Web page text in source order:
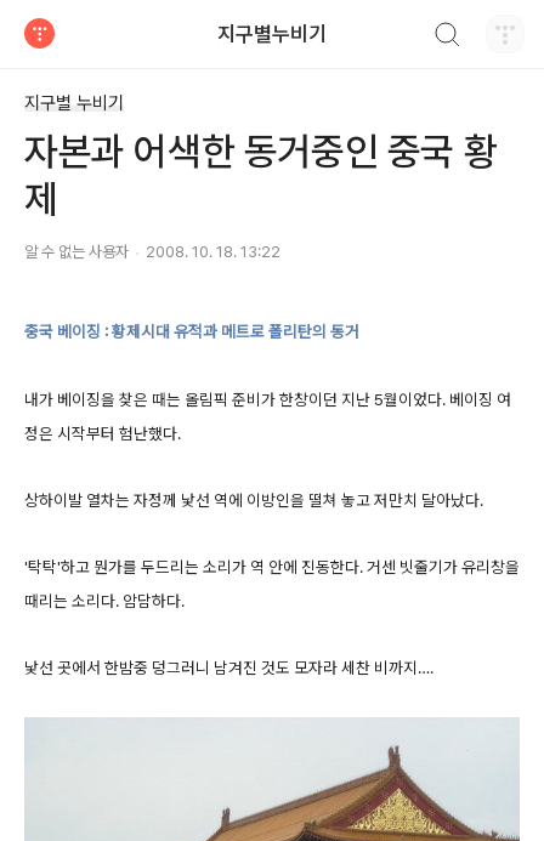
지구별누비기
지구별 누비기
자본과 어색한 동거중인 중국 황
제
알 수 없는 사용자 2008. 10. 18. 13:22
중국 베이징 : 황제시대 유적과 메트로 폴리탄의 동거
내가 베이징을 찾은 때는 올림픽 준비가 한창이던 지난 5월이었다. 베이징 여
정은 시작부터 험난했다.
상하이발 열차는 자정께 낯선 역에 이방인을 떨쳐 놓고 저만치 달아났다.
'탁탁'하고 뭔가를 두드리는 소리가 역 안에 진동한다. 거센 빗줄기가 유리창을
때리는 소리다. 암담하다.
낯선 곳에서 한밤중 덩그러니 남겨진 것도 모자라 세찬 비까지….